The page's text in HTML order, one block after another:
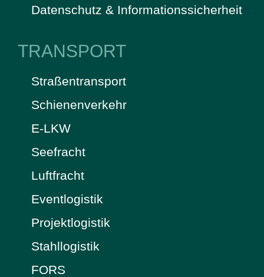
Datenschutz & Informationssicherheit
TRANSPORT
Straßentransport
Schienenverkehr
E-LKW
Seefracht
Luftfracht
Eventlogistik
Projektlogistik
Stahllogistik
FORS